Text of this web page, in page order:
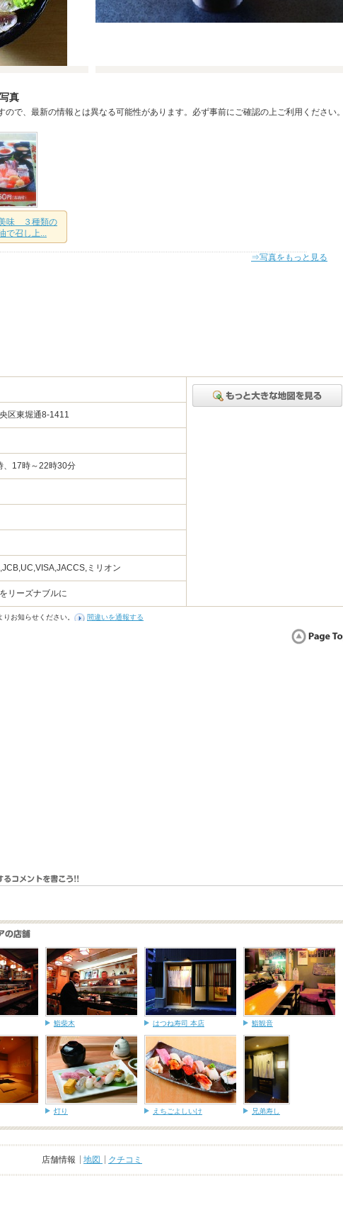
真
で、最新の情報とは異なる可能性があります。必ず事前にご確認の上ご利用ください。
味 ３種類の
で召し上...
⇒写真をもっと見る
区東堀通8-1411
、17時～22時30分
ミリオン
リーズナブルに
お知らせください。 間違いを通報する
鮨柴木 はつね寿司 本店 鮨観音
灯り えちごよしいけ 兄弟寿し
店舗情報 地図 クチコミ